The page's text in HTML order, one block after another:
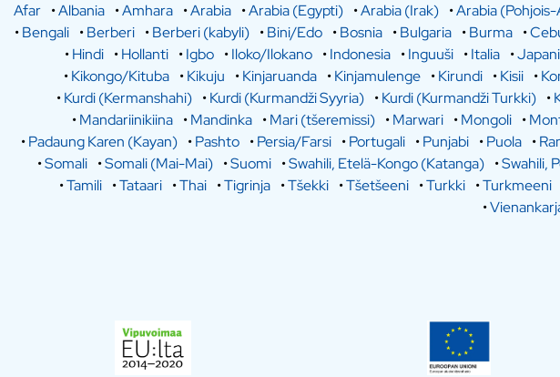
Afar •Albania •Amhara •Arabia •Arabia (Egypti) •Arabia (Irak) •Arabia
•Bengali •Berberi •Berberi (kabyli) •Bini/Edo •Bosnia •Bulgaria •Burma •
•Hindi •Hollanti •Igbo •Iloko/Ilokano •Indonesia •Inguuši •Italia •Japani
•Kikongo/Kituba •Kikuju •Kinjaruanda •Kinjamulenge •Kirundi •Kisii •
•Kurdi (Kermanshahi) •Kurdi (Kurmandži Syyria) •Kurdi (Kurmandži Turkki) •
•Mandariinikiina •Mandinka •Mari (tšeremissi) •Marwari •Mongoli •
•Padaung Karen (Kayan) •Pashto •Persia/Farsi •Portugali •Punjabi •Puola •
•Somali •Somali (Mai-Mai) •Suomi •Swahili, Etelä-Kongo (Katanga) •Swahili,
•Tamili •Tataari •Thai •Tigrinja •Tšekki •Tšetšeeni •Turkki •Turkmeeni
•